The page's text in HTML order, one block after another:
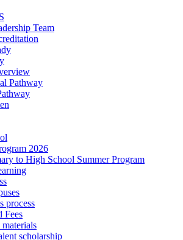
Team
Pathway
2026
to High School Summer Program
process
Fees
scholarship